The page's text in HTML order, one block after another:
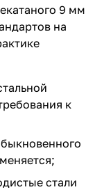
9 мм
на
к
стали